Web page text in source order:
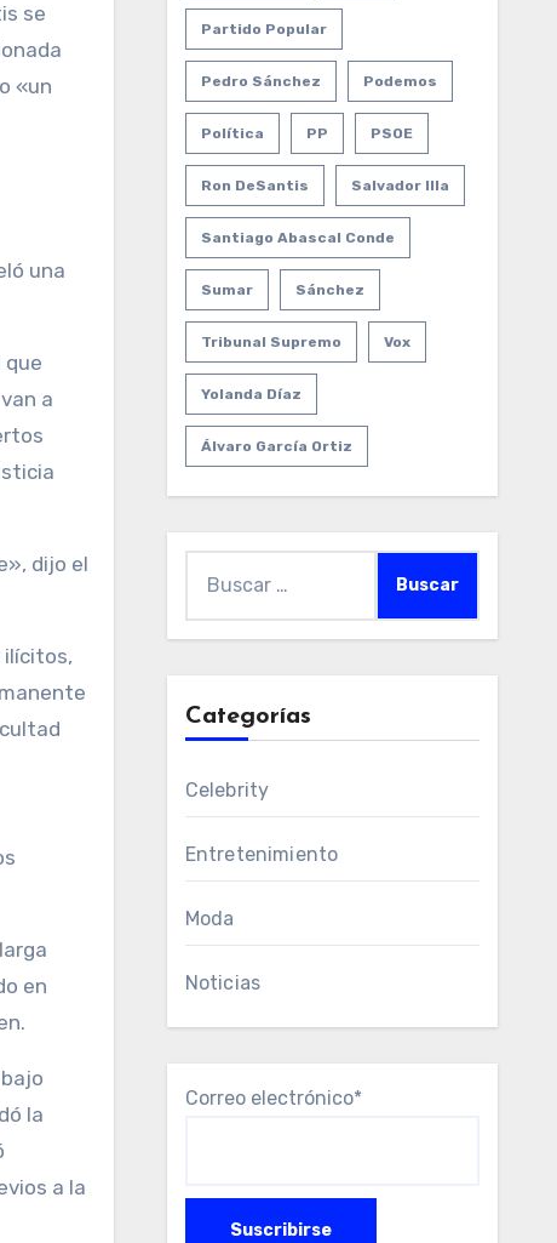
se
«un
una
que
a
dijo el
ilícitos,
en
la
a la
Partido Popular
Pedro Sánchez Podemos
Política PP PSOE
Ron DeSantis Salvador Illa
Santiago Abascal Conde
Sumar Sánchez
Tribunal Supremo Vox
Yolanda Díaz
Álvaro García Ortiz
Categorías
Celebrity
Entretenimiento
Moda
Noticias
Correo electrónico*